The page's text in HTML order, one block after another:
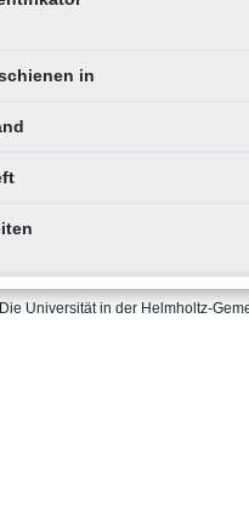
in
Universität in der Helmholtz-